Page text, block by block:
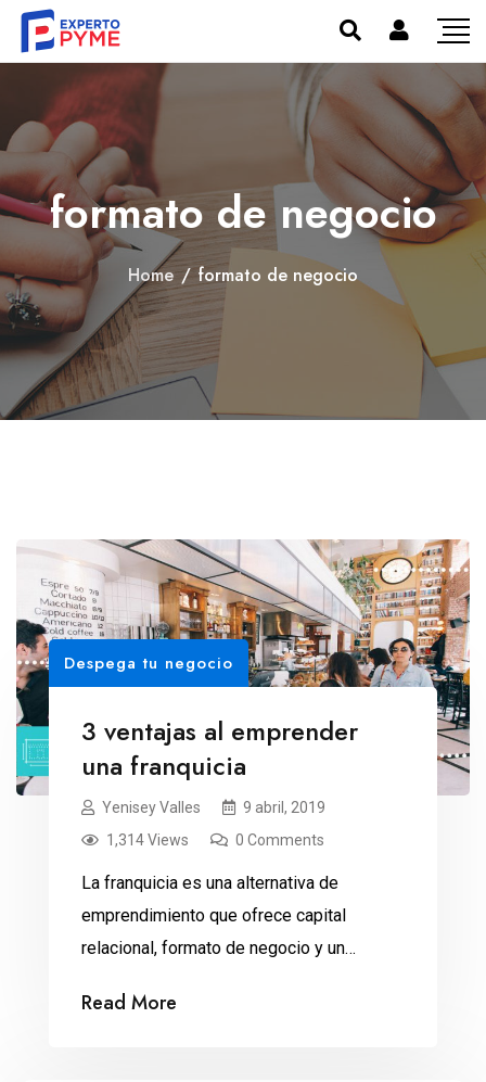
formato de negocio
Home / formato de negocio
Despega tu negocio
3 ventajas al emprender
una franquicia
Yenisey Valles
9 abril, 2019
1,314 Views
0 Comments
La franquicia es una alternativa de
emprendimiento que ofrece capital
relacional, formato de negocio y un
Read More